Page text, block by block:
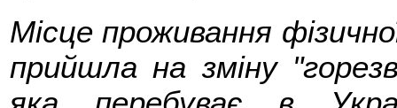
Місце проживання
прийшла на зміну